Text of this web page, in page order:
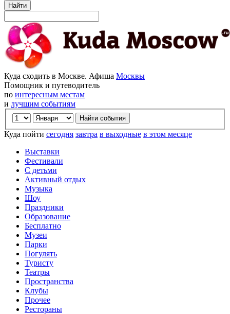
Найти
Куда сходить в Москве. Афиша Москвы
Помощник и путеводитель
по интересным местам
и лучшим событиям
Куда пойти сегодня завтра в выходные в этом месяце
Выставки
Фестивали
С детьми
Активный отдых
Музыка
Шоу
Праздники
Образование
Бесплатно
Музеи
Парки
Погулять
Туристу
Театры
Пространства
Клубы
Прочее
Рестораны